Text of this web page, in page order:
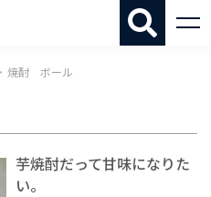
焼酎 ボール
芋焼酎だって甘味になりた
い。